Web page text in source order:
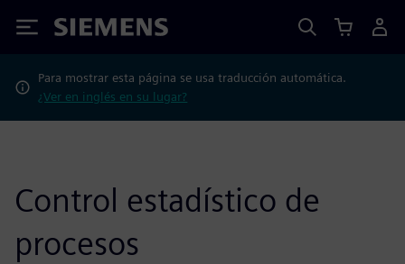
Siemens
Para mostrar esta página se usa traducción automática.
¿Ver en inglés en su lugar?
Control estadístico de
procesos